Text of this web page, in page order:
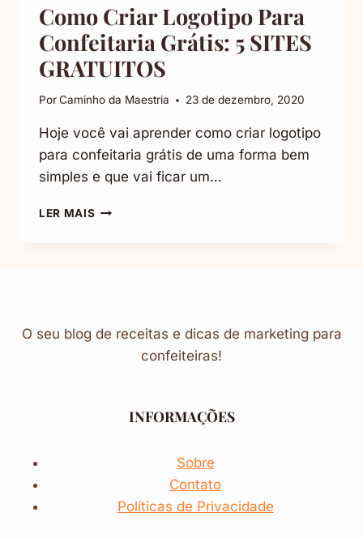
Como Criar Logotipo Para
Confeitaria Grátis: 5 SITES
GRATUITOS
PorCaminho da Maestria 23 de dezembro, 2020
Hoje você vai aprender como criar logotipo
para confeitaria grátis de uma forma bem
simples e que vai ficar um…
LER MAISCOMO
SITES
O seu blog de receitas e dicas de marketing para
confeiteiras!
INFORMAÇÕES
Sobre
Contato
Políticas de Privacidade